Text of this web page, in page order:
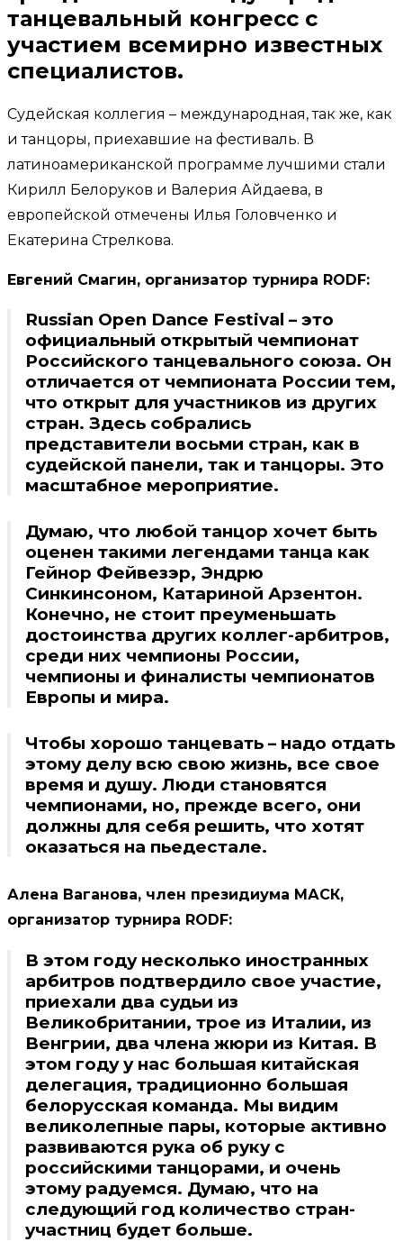
танцевальный конгресс с
участием всемирно известных
специалистов.
Судейская коллегия – международная, так же, как
и танцоры, приехавшие на фестиваль. В
латиноамериканской программе лучшими стали
Кирилл Белоруков и Валерия Айдаева, в
европейской отмечены Илья Головченко и
Екатерина Стрелкова.
Евгений Смагин, организатор турнира RODF:
Russian Open Dance Festival – это
официальный открытый чемпионат
Российского танцевального союза. Он
отличается от чемпионата России тем,
что открыт для участников из других
стран. Здесь собрались
представители восьми стран, как в
судейской панели, так и танцоры. Это
масштабное мероприятие.
Думаю, что любой танцор хочет быть
оценен такими легендами танца как
Гейнор Фейвезэр, Эндрю
Синкинсоном, Катариной Арзентон.
Конечно, не стоит преуменьшать
достоинства других коллег-арбитров,
среди них чемпионы России,
чемпионы и финалисты чемпионатов
Европы и мира.
Чтобы хорошо танцевать – надо отдать
этому делу всю свою жизнь, все свое
время и душу. Люди становятся
чемпионами, но, прежде всего, они
должны для себя решить, что хотят
оказаться на пьедестале.
Алена Ваганова, член президиума МАСК,
организатор турнира RODF:
В этом году несколько иностранных
арбитров подтвердило свое участие,
приехали два судьи из
Великобритании, трое из Италии, из
Венгрии, два члена жюри из Китая. В
этом году у нас большая китайская
делегация, традиционно большая
белорусская команда. Мы видим
великолепные пары, которые активно
развиваются рука об руку с
российскими танцорами, и очень
этому радуемся. Думаю, что на
следующий год количество стран-
участниц будет больше.